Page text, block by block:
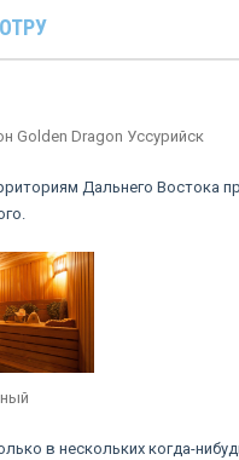
Golden Dragon Уссурийск
Дальнего Востока
в нескольких когда-